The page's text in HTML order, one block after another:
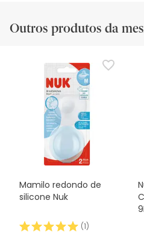
Outros produtos da
Mamilo redondo de
silicone Nuk
(1)